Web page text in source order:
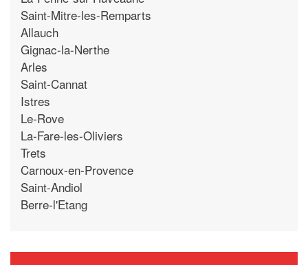
Saint-Mitre-les-Remparts
Allauch
Gignac-la-Nerthe
Arles
Saint-Cannat
Istres
Le-Rove
La-Fare-les-Oliviers
Trets
Carnoux-en-Provence
Saint-Andiol
Berre-l'Etang